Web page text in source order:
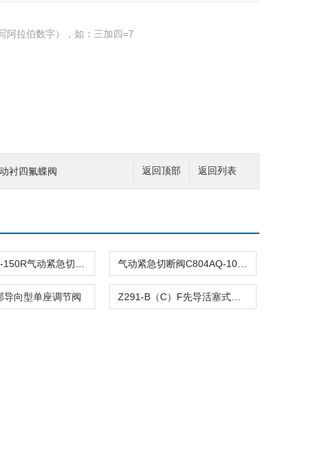
阿拉伯数字），如：三加四=7
返回列表
返回顶部
衬四氟蝶阀
导向型单座调节阀